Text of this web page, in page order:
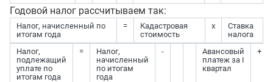
Годовой налог рассчитываем так:
Налог, начисленный по
итогам года
=
Кадастровая
стоимость
х
Ставка
налога
Налог,
подлежащий
уплате по
итогам года
=
Налог,
начисленный
по итогам
года
-
Авансовый
платеж за I
квартал
+